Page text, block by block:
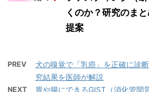
くのか？研究のま
提案
PREV
犬の嗅覚で「乳癌」を正確に診
究結果を医師が解説
NEXT
胃や腸にできるGIST（消化管間